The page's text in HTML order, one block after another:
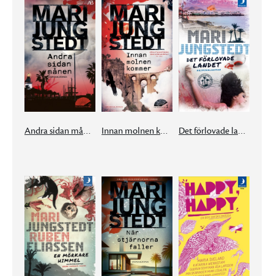
Andra sidan månen Innan molnen kommer Det förlovade landet